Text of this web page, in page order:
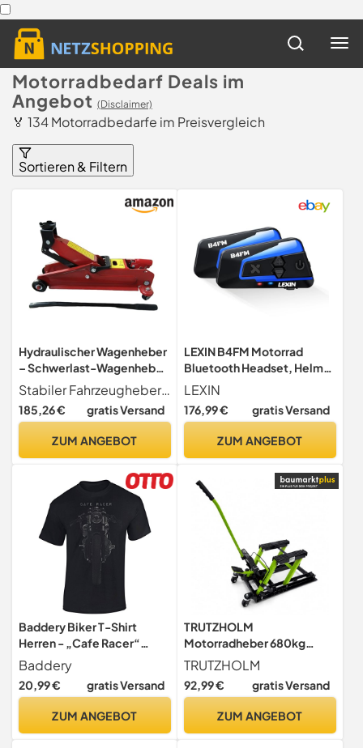
Motorradbedarf Deals im
Angebot (Disclaimer)
🏅 134 Motorradbedarfe im Preisvergleich
Sortieren & Filtern
Hydraulischer Wagenheber
– Schwerlast-Wagenheber
3 Tonnen | Auto- &
Motorradbedarf für
Nivellierung Straße Shop
Montage Bauernhof
Stabiler Fahrzeugheber Entwickelt für Vielseitigkeit, unterstützt dieser Wagenheber die Fahrzeugwartung mit getesteter Langzeithaltbarkeit, einer starken Kapazität von 3 Tonnen und einer verstärkten Struktur, bietet zuverlässige Leistung für Auto und Anhänger gleichermaßen
185,26 € gratis Versand
ZUM ANGEBOT
LEXIN B4FM Motorrad
Bluetooth Headset, Helm
Intercom,
Kommunikationssystem für
bis zu 10 Motorräder mit
Motorradhelm
Musikteilen Funktion,
Doppelpack
LEXIN
176,99 € gratis Versand
ZUM ANGEBOT
Baddery Biker T-Shirt
Herren - „Cafe Racer“
(Schwarz L)
Baddery
20,99 € gratis Versand
ZUM ANGEBOT
TRUTZHOLM
Motorradheber 680kg
Motorradhebebühne
Motorradheber hydraulisch
Montagebock Motorrad
hydraulische
TRUTZHOLM
92,99 € gratis Versand
ZUM ANGEBOT